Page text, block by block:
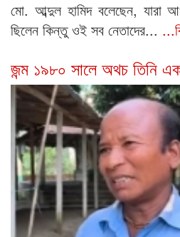
মো. আব্দুল হামিদ বলেছেন, যারা
ছিলেন কিন্তু ওই সব নেতাদের...
জন্ম ১৯৮০ সালে অথচ তিনি